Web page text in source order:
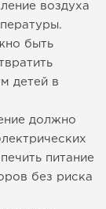
воздуха
быть
детей в
должно
питание
без риска